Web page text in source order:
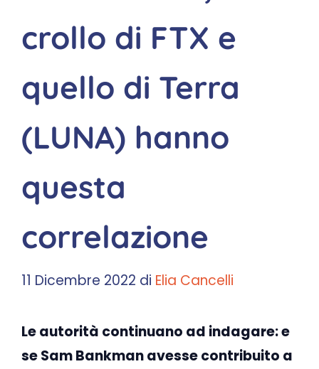
crollo di FTX e
quello di Terra
(LUNA) hanno
questa
correlazione
11 Dicembre 2022 di Elia Cancelli
Le autorità continuano ad indagare: e
se Sam Bankman avesse contribuito a